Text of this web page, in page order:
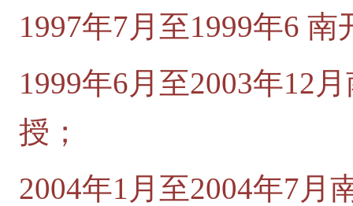
1997年7月至1999年6
1999年6月至2003年12
授；
2004年1月至2004年7月